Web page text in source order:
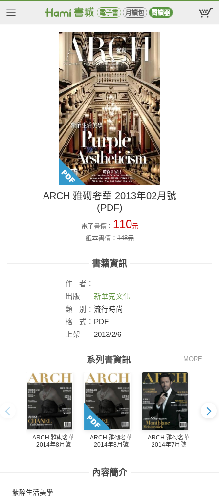
電子書 月讀包 閱讀器
ARCH 雅砌奢華 2013年02月號
(PDF)
電子書價： 110元
紙本書價：148元
書籍資訊
作
者：
出版
社：
新華克文化
類
別： 流行時尚
格
式： PDF
上架
2013/2/6
系列書資訊 MORE
ARCH 雅砌奢華
2014年8月號
ARCH 雅砌奢華
2014年8月號
ARCH 雅砌奢華
2014年7月號
內容簡介
紫醉生活美學